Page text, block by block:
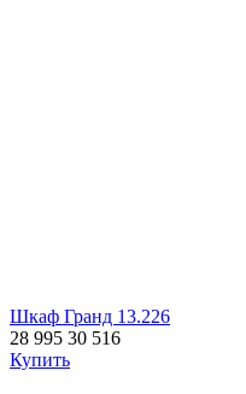
Шкаф Гранд 13.226
28 995 30 516
Купить